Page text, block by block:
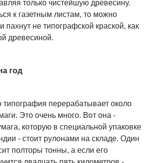
только чистейшую древесину.
к газетным листам, то можно
пахнут не типографской краской, как
древесиной.
год
перерабатывает около
Это очень много. Вот она -
которую в специальной упаковке
- стоит рулонами на складе. Один
полторы тонны, а если его